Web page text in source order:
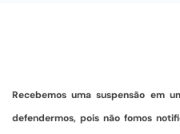
Recebemos uma suspensão em
defendermos, pois não fomos